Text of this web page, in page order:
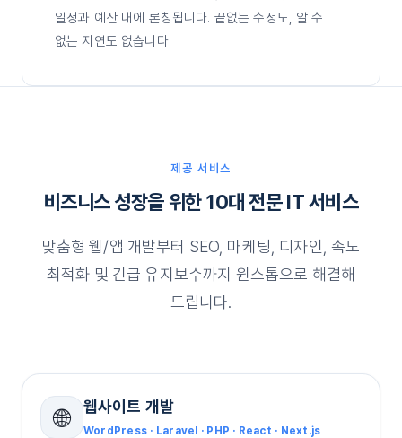
일정과 예산 내에 론칭됩니다. 끝없는 수정도, 알 수
없는 지연도 없습니다.
제공 서비스
비즈니스 성장을 위한 10대 전문 IT 서비스
맞춤형 웹/앱 개발부터 SEO, 마케팅, 디자인, 속도
최적화 및 긴급 유지보수까지 원스톱으로 해결해
드립니다.
🌐 웹사이트 개발
WordPress · Laravel · PHP · React · Next.js